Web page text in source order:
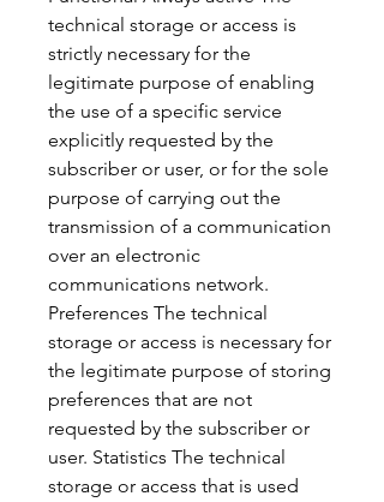
technical storage or access is
strictly necessary for the
legitimate purpose of enabling
the use of a specific service
explicitly requested by the
subscriber or user, or for the sole
purpose of carrying out the
transmission of a communication
over an electronic
communications network.
Preferences The technical
storage or access is necessary for
the legitimate purpose of storing
preferences that are not
requested by the subscriber or
user. Statistics The technical
storage or access that is used